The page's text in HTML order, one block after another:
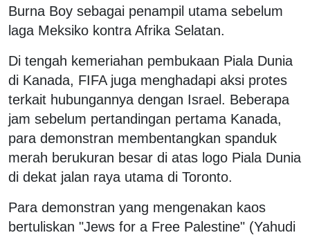
Burna Boy sebagai penampil utama sebelum
laga Meksiko kontra Afrika Selatan.
Di tengah kemeriahan pembukaan Piala Dunia
di Kanada, FIFA juga menghadapi aksi protes
terkait hubungannya dengan Israel. Beberapa
jam sebelum pertandingan pertama Kanada,
para demonstran membentangkan spanduk
merah berukuran besar di atas logo Piala Dunia
di dekat jalan raya utama di Toronto.
Para demonstran yang mengenakan kaos
bertuliskan "Jews for a Free Palestine" (Yahudi